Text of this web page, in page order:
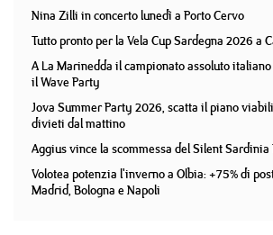
Nina Zilli in concerto lunedì a Porto Cervo
Tutto pronto per la Vela Cup Sardegna 2026 a
A La Marinedda il campionato assoluto
il Wave Party
Jova Summer Party 2026, scatta il piano
divieti dal mattino
Aggius vince la scommessa del Silent Sardinia
Volotea potenzia l'inverno a Olbia: +75% di
Madrid, Bologna e Napoli